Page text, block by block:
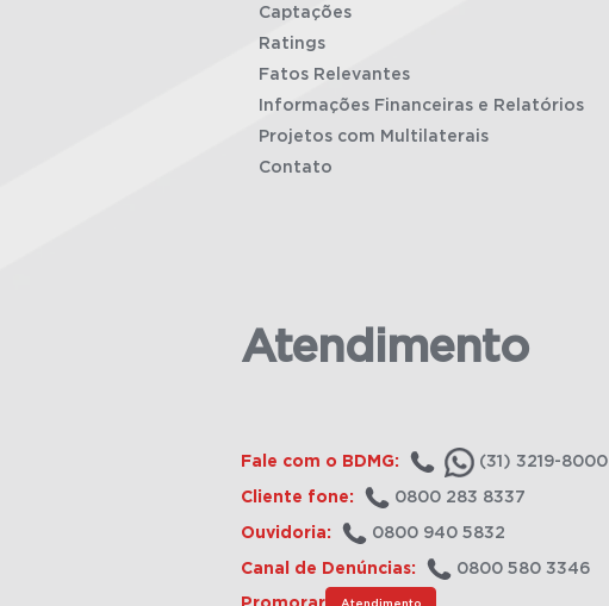
Captações
Ratings
Fatos Relevantes
Informações Financeiras e Relatórios
Projetos com Multilaterais
Contato
Atendimento
Fale com o BDMG: (31) 3219-8000
Cliente fone: 0800 283 8337
Ouvidoria: 0800 940 5832
Canal de Denúncias: 0800 580 3346
Atendimento